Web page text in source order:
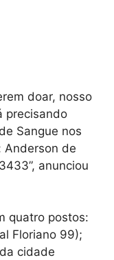
doar, nosso
precisando
Sangue nos
Anderson de
anunciou
quatro postos:
Floriano 99);
cidade